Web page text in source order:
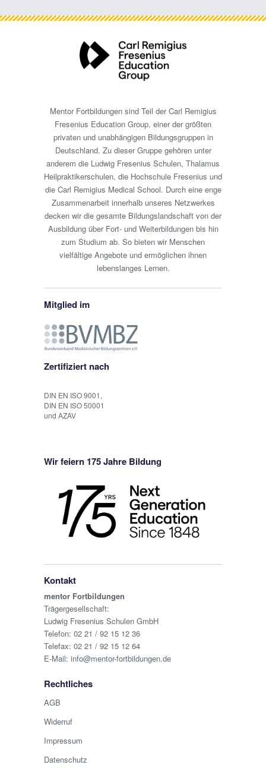
Mentor Fortbildungen sind Teil der Carl Remigius
Fresenius Education Group, einer der größten
privaten und unabhängigen Bildungsgruppen in
Deutschland. Zu dieser Gruppe gehören unter
anderem die Ludwig Fresenius Schulen, Thalamus
Heilpraktikerschulen, die Hochschule Fresenius und
die Carl Remigius Medical School. Durch eine enge
Zusammenarbeit innerhalb unseres Netzwerkes
decken wir die gesamte Bildungslandschaft von der
Ausbildung über Fort- und Weiterbildungen bis hin
zum Studium ab. So bieten wir Menschen
vielfältige Angebote und ermöglichen ihnen
lebenslanges Lernen.
Mitglied im
Zertifiziert nach
DIN EN ISO 9001,
DIN EN ISO 50001
und AZAV
Wir feiern 175 Jahre Bildung
Kontakt
mentor Fortbildungen
Trägergesellschaft:
Ludwig Fresenius Schulen GmbH
Telefon: 02 21 / 92 15 12 36
Telefax: 02 21 / 92 15 12 64
E-Mail: info@mentor-fortbildungen.de
Rechtliches
AGB
Widerruf
Impressum
Datenschutz